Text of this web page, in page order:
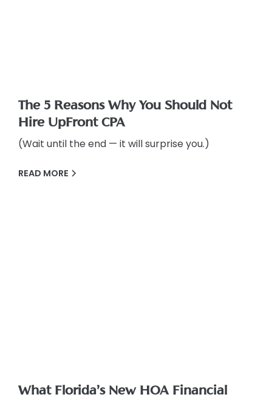
The 5 Reasons Why You Should Not
Hire UpFront CPA
(Wait until the end — it will surprise you.)
READ MORE
What Florida’s New HOA Financial